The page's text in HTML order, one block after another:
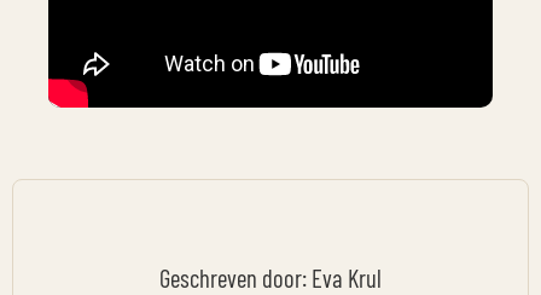
Geschreven door: Eva Krul